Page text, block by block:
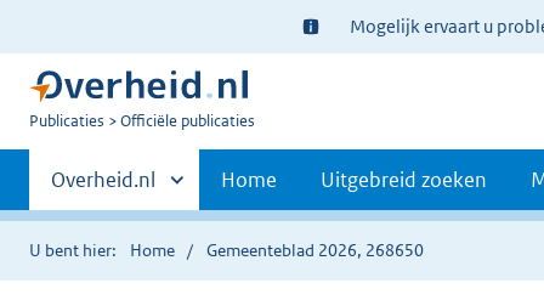
Ter
informatie:
Mogelijk ervaart u
U
Publicaties Officiële publicaties
Primaire
navigatie
Andere
sites
binnen
Overheid.nl Home Uitgebreid zoeken
U bent hier: Home Gemeenteblad 2026, 268650